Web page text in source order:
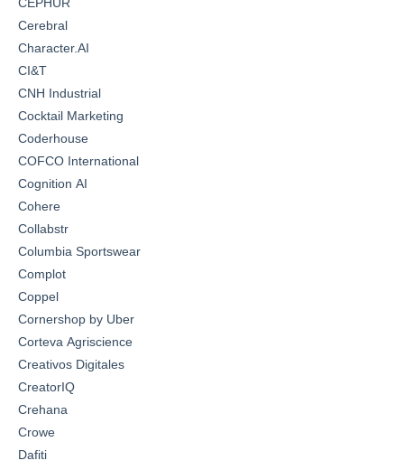
CEPHUR
Cerebral
Character.AI
CI&T
CNH Industrial
Cocktail Marketing
Coderhouse
COFCO International
Cognition AI
Cohere
Collabstr
Columbia Sportswear
Complot
Coppel
Cornershop by Uber
Corteva Agriscience
Creativos Digitales
CreatorIQ
Crehana
Crowe
Dafiti